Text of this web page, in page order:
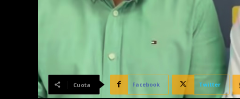
Cuota Facebook Twitter